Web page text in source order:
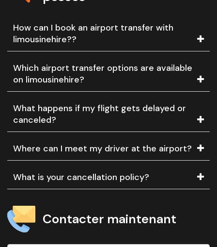
How can I book an airport transfer with
limousinehire??
Which airport transfer options are available
on limousinehire?
What happens if my flight gets delayed or
canceled?
Where can I meet my driver at the airport?
What is your cancellation policy?
Contacter maintenant